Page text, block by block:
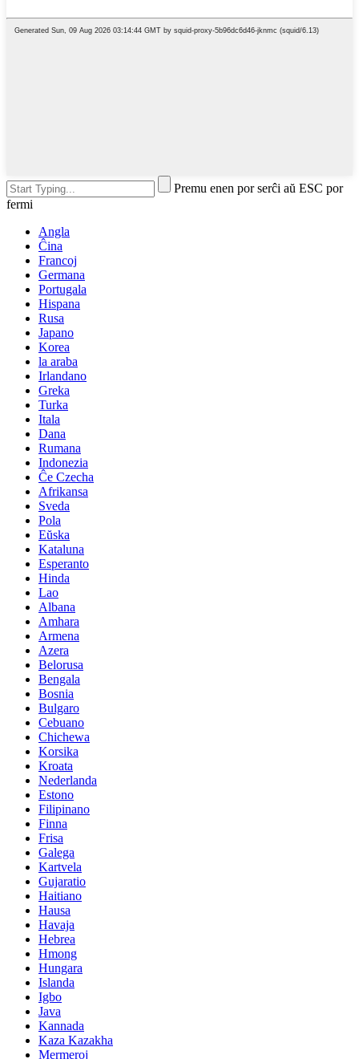
Premu enen por serĉi aŭ ESC por
fermi
Angla
Ĉina
Francoj
Germana
Portugala
Hispana
Rusa
Japano
Korea
la araba
Irlandano
Greka
Turka
Itala
Dana
Rumana
Indonezia
Ĉe Czecha
Afrikansa
Sveda
Pola
Eŭska
Kataluna
Esperanto
Hinda
Lao
Albana
Amhara
Armena
Azera
Belorusa
Bengala
Bosnia
Bulgaro
Cebuano
Chichewa
Korsika
Kroata
Nederlanda
Estono
Filipinano
Finna
Frisa
Galega
Kartvela
Gujaratio
Haitiano
Hausa
Havaja
Hebrea
Hmong
Hungara
Islanda
Igbo
Java
Kannada
Kaza Kazakha
Mermeroj